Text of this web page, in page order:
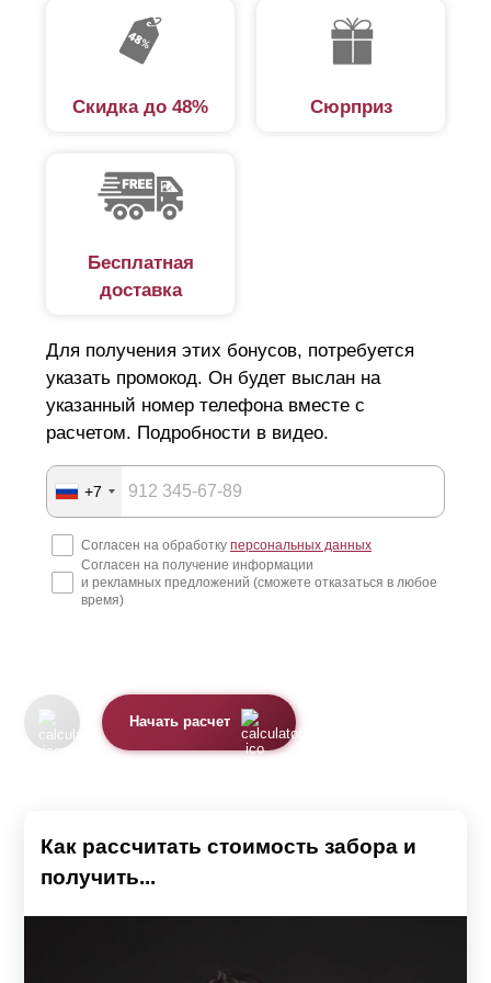
поправлять, укреплять, вы просто будете любоваться
его красотой и уникальным дизайном.
Скидка до 48% Сюрприз
Бесплатная
доставка
Для получения этих бонусов, потребуется
указать промокод. Он будет выслан на
указанный номер телефона вместе с
расчетом. Подробности в видео.
+7
Согласен на обработку персональных данных
Согласен на получение информации
и рекламных предложений (сможете отказаться в любое
время)
Начать расчет
Как рассчитать стоимость забора и
получить...